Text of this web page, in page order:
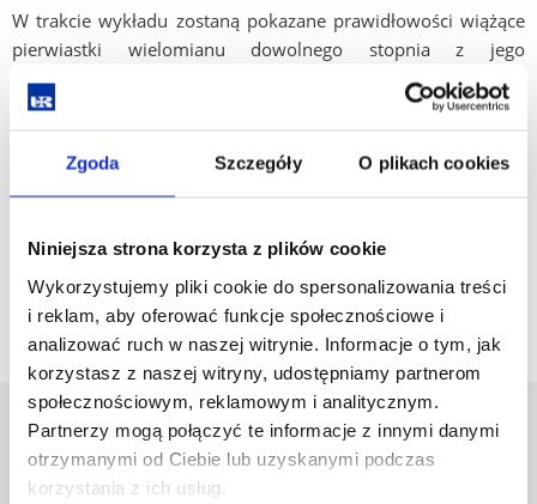
Zgoda Szczegóły O plikach cookies
Niniejsza strona korzysta z plików cookie
Wykorzystujemy pliki cookie do spersonalizowania treści
i reklam, aby oferować funkcje społecznościowe i
analizować ruch w naszej witrynie. Informacje o tym, jak
korzystasz z naszej witryny, udostępniamy partnerom
społecznościowym, reklamowym i analitycznym.
Partnerzy mogą połączyć te informacje z innymi danymi
otrzymanymi od Ciebie lub uzyskanymi podczas
korzystania z ich usług.
W trakcie wykładu zostaną pokazane prawidłowości wiążące
pierwiastki wielomianu dowolnego stopnia z jego
współczynnikami. Wyprowadzone zostaną wzory Viete’a dla
wielomianów trzeciego stopnia oraz zaprezentowana ich
wykładu poświęcona będzie zastosowaniu tych wzorów
w rozwiazywaniu zadań o różnym stopniu trudności.
Czas trwania:45 min
Liczebność grupy:30 osób + opiekun
Uniwersytet Rzeszowski
Al. Tadeusza Rejtana 16C
35-959 Rzeszów